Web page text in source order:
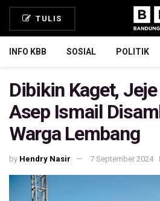
TULIS
INFO KBB SOSIAL POLITIK
Dibikin Kaget,
Asep Ismail
Warga Lembang
by Hendry Nasir 7 September 2024